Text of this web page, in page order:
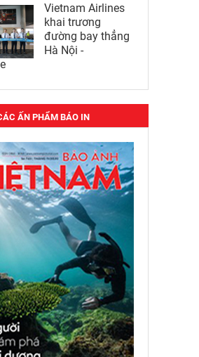
Vietnam Airlines
khai trương
đường bay thẳng
Hà Nội -
ẤN PHẨM BÁO IN